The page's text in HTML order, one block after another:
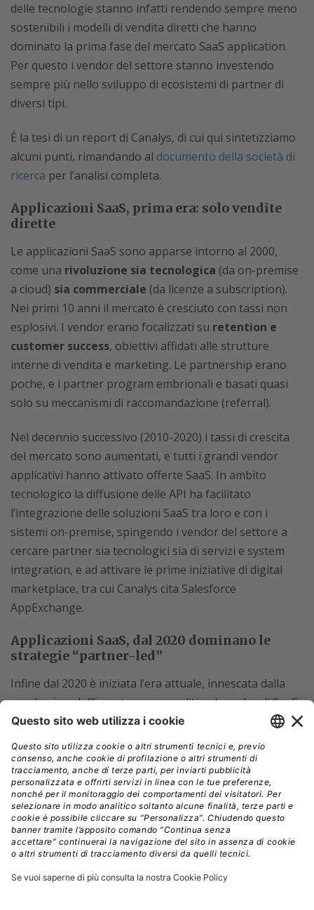
delle tecnologie stanno infatti rendendo sempre meno
sostenibili i modelli di vendita diretti che hanno
dominato la prima fase del mercato SaaS application.
Per questo i vendor del settore stanno investendo
sempre più nello sviluppo di ecosistemi di partner di
diversi tipi.
È la tesi di un report di Canalys, di cui qui sintetizziamo
alcuni punti, rimandando al documento della società di
ricerca per l’analisi completa.
Applicazioni SaaS, prima era: solo vendite
dirette
Le applicazioni SaaS sono apparse intorno al 2000,
come una rivoluzione sia tecnologica (da on-premise
a cloud) sia commerciale (da licenze a subscription).
Nei primi 10 anni il mercato è cresciuto con tassi non
esplosivi. I vendor erano focalizzati su retention e
customer success, obiettivi affidati alle strutture
interne di vendita e marketing. Le partnership erano
poche, e i partner program embrionali e basati quasi
solo su meccanismi di raccomandazione (referral).
Nel decennio successivo (2010-2020) i tassi di crescita
del mercato sono aumentati, e tutti i grandi vendor
applicativi hanno attivato offerte SaaS. In ambito
tecnologico la diffusione delle API ha facilitato
l’integrazione delle soluzioni SaaS tra loro e con i
sistemi on-premise, spingendo i vendor del settore a
cercare partner sia tecnologici sia di servizi e system
integration, e ad attivare le prime iniziative di digital
marketplace, tra cui Canalys cita Salesforce
AppExchange.
Applicazioni SaaS, dal 2020 dominano le
strategie “partner-led”
Infine dal 2020 è iniziata l’era attuale, innescata dalla
pandemia e dall’incertezza geopolitica. I vendor di SaaS
applicativo stanno facendo grandi investimenti in
strategie “partner-led”che puntano su diverse
tipologie di partner (il report cita come esempi
Salesforce, Cisco, ServiceNow e Workday): partner
tecnologici, ISV, marketplace, service partner,
distributori, reseller, partner strategici e marketing
partner.